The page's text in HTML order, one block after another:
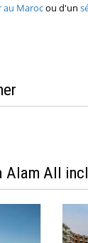
au Marocou d'un
Alam All